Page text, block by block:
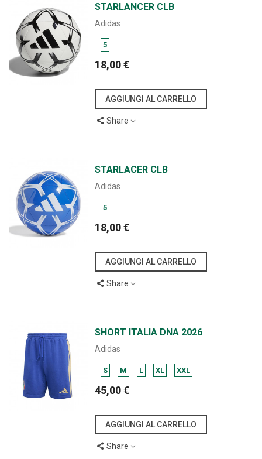
STARLANCER CLB
Adidas
5
18,00 €
AGGIUNGI AL CARRELLO
Share
STARLACER CLB
Adidas
5
18,00 €
AGGIUNGI AL CARRELLO
Share
SHORT ITALIA DNA 2026
Adidas
S M L XL XXL
45,00 €
AGGIUNGI AL CARRELLO
Share